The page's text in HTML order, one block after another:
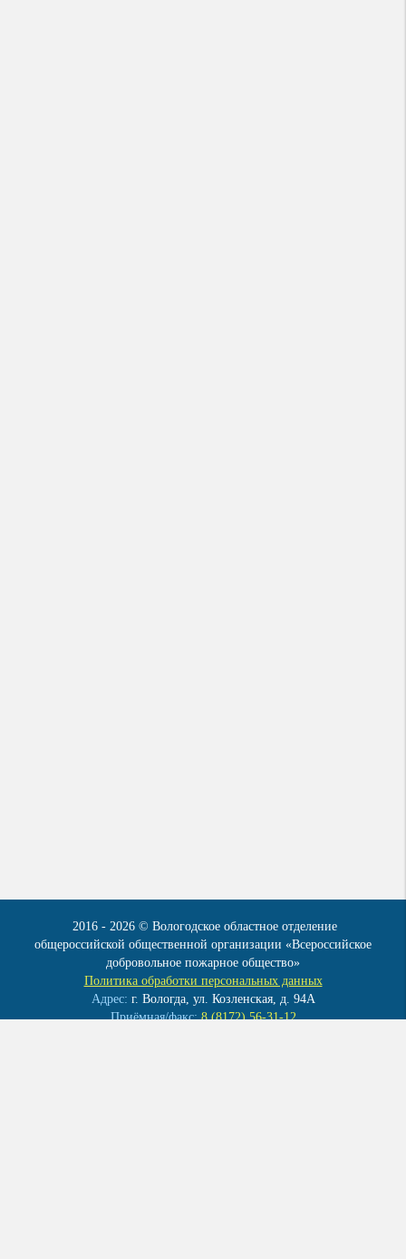
2016 - 2026 © Вологодское областное отделение
общероссийской общественной организации «Всероссийское
добровольное пожарное общество»
Политика обработки персональных данных
Адрес: г. Вологда, ул. Козленская, д. 94А
Приёмная/факс:8 (8172) 56-31-12